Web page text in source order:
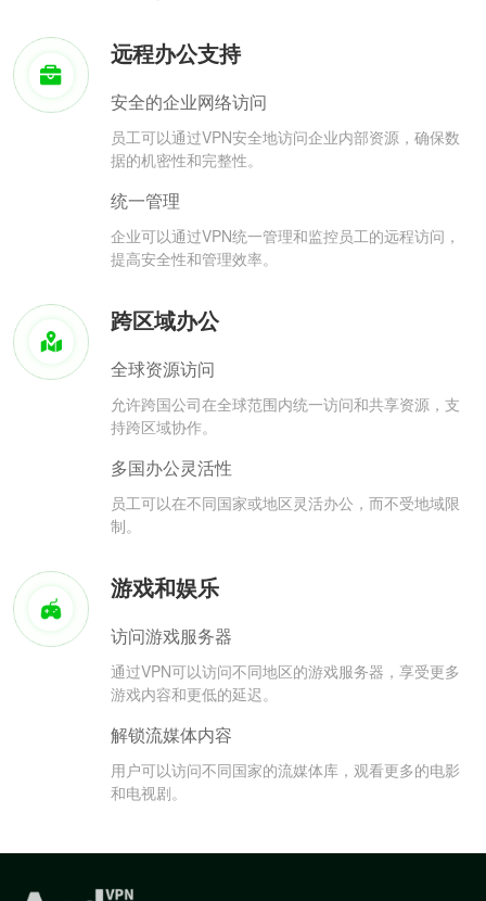
远程办公支持
安全的企业网络访问
员工可以通过VPN安全地访问企业内部资源，确保数
据的机密性和完整性。
统一管理
企业可以通过VPN统一管理和监控员工的远程访问，
提高安全性和管理效率。
跨区域办公
全球资源访问
允许跨国公司在全球范围内统一访问和共享资源，支
持跨区域协作。
多国办公灵活性
员工可以在不同国家或地区灵活办公，而不受地域限
制。
游戏和娱乐
访问游戏服务器
通过VPN可以访问不同地区的游戏服务器，享受更多
游戏内容和更低的延迟。
解锁流媒体内容
用户可以访问不同国家的流媒体库，观看更多的电影
和电视剧。